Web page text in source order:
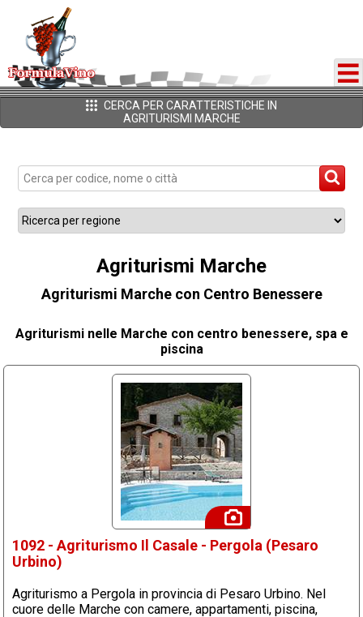
Agriturismi Marche
Agriturismi Marche con Centro Benessere
Agriturismi nelle Marche con centro benessere, spa e
piscina
1092 - Agriturismo Il Casale - Pergola (Pesaro
Urbino)
Agriturismo a Pergola in provincia di Pesaro Urbino. Nel
cuore delle Marche con camere, appartamenti, piscina,
CERCA PER CARATTERISTICHE IN
AGRITURISMI MARCHE